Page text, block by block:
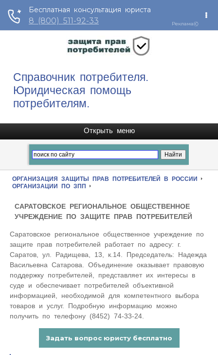
Справочник потребителя.
Юридическая помощь
потребителям.
ОРГАНИЗАЦИЯ ЗАЩИТЫ ПРАВ ПОТРЕБИТЕЛЕЙ В РОССИИ
ОРГАНИЗАЦИИ ПО ЗПП
САРАТОВСКОЕ РЕГИОНАЛЬНОЕ ОБЩЕСТВЕННОЕ
УЧРЕЖДЕНИЕ ПО ЗАЩИТЕ ПРАВ ПОТРЕБИТЕЛЕЙ
Саратовское региональное общественное учреждение по
защите прав потребителей работает по адресу: г.
Саратов, ул. Радищева, 13, к.14. Председатель: Надежда
Васильевна Сатарова. Объединение оказывает правовую
поддержку потребителей, представляет их интересы в
суде и обеспечивает потребителей объективной
информацией, необходимой для компетентного выбора
товаров и услуг. Подробную информацию можно
получить по телефону (8452) 74-33-24.